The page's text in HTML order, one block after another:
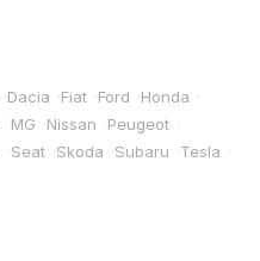
·Dacia ·Fiat ·Ford ·Honda ·
·MG ·Nissan ·Peugeot ·
·Seat ·Skoda ·Subaru ·Tesla ·